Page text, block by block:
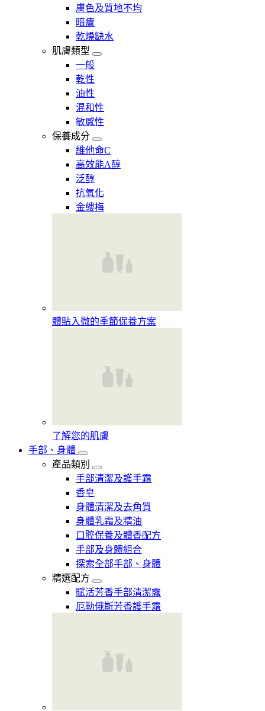
膚色及質地不均
暗瘡​
乾燥缺水
肌膚類型
一般
乾性
油性
混和性
敏感性
保養成分
維他命C
高效能A醇
泛醇
抗氧化
金縷梅
體貼入微的季節保養方案
了解您的肌膚
手部、身體
產品類別
手部清潔及護手霜
香皂
身體清潔及去角質
身體乳霜及精油
口腔保養及體香配方
手部及身體組合
探索全部手部、身體
精選配方
賦活芳香手部清潔露
厄勒俄斯芳香護手霜